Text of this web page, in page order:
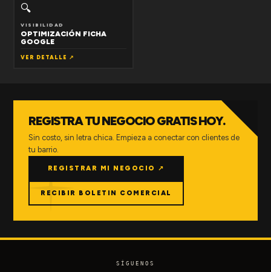
🔍
VISIBILIDAD
OPTIMIZACIÓN FICHA
GOOGLE
VER DETALLE ↗
REGISTRA TU NEGOCIO GRATIS HOY.
Sin costo, sin letra chica. Empieza a conectar con clientes de
tu barrio.
REGISTRAR MI NEGOCIO ↗
RECIBIR BOLETIN COMERCIAL
SÍGUENOS